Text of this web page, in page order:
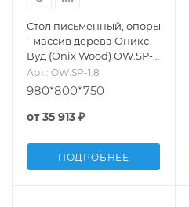
Стол письменный, опоры
- массив дерева Оникс
Вуд (Onix Wood) OW.SP-
1.8
Арт.: OW.SP-1.8
980*800*750
от35 913 ₽
ПОДРОБНЕЕ